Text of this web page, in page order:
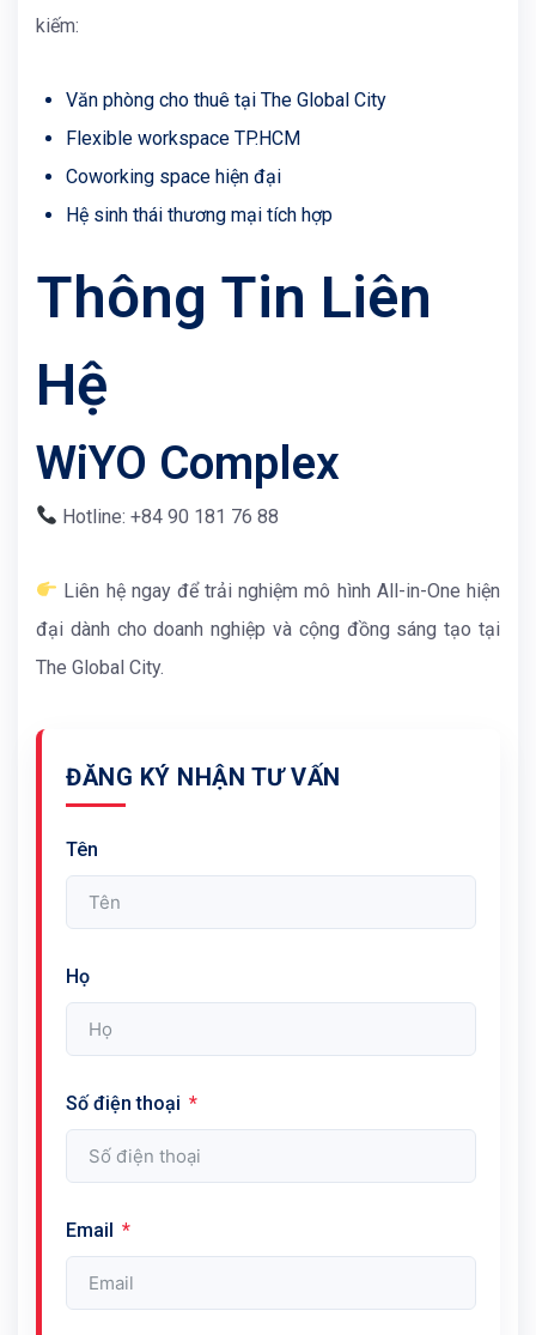
kiếm:
Văn phòng cho thuê tại The Global City
Flexible workspace TP.HCM
Coworking space hiện đại
Hệ sinh thái thương mại tích hợp
Thông Tin Liên
Hệ
WiYO Complex
Hotline: +84 90 181 76 88
Liên hệ ngay để trải nghiệm mô hình All-in-One hiện
đại dành cho doanh nghiệp và cộng đồng sáng tạo tại
The Global City.
ĐĂNG KÝ NHẬN TƯ VẤN
Tên
Họ
Số điện thoại
Email